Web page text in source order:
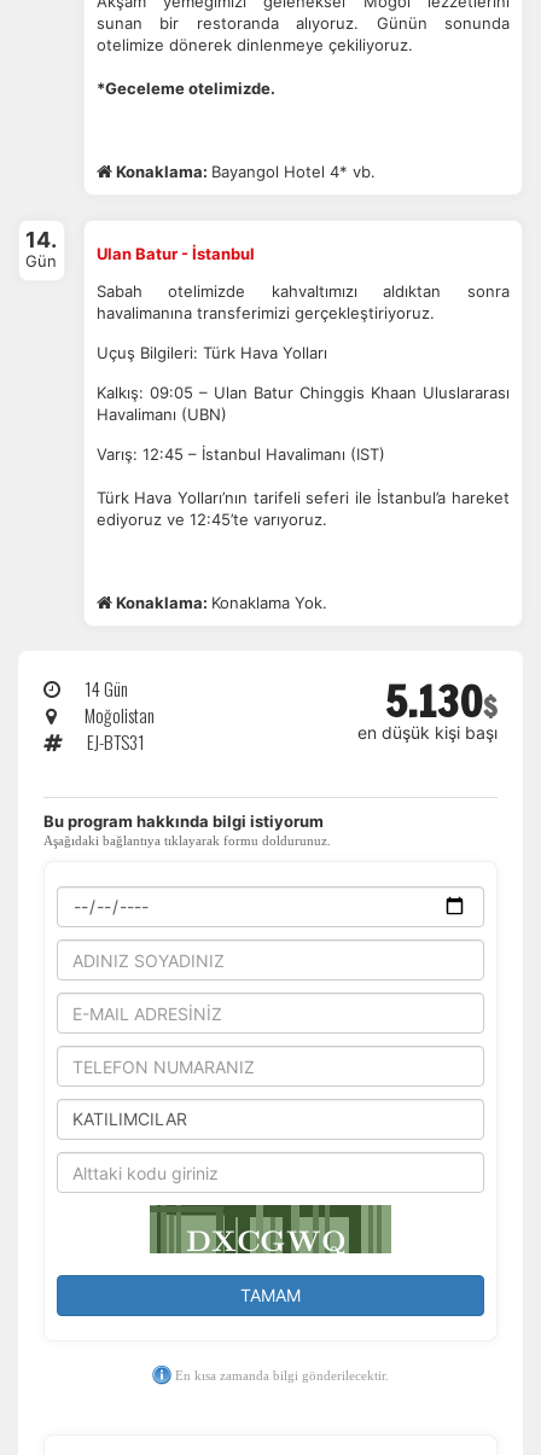
sunan bir restoranda alıyoruz. Günün sonunda
otelimize dönerek dinlenmeye çekiliyoruz.
*Geceleme otelimizde.
Konaklama: Bayangol Hotel 4* vb.
14.
Gün
Ulan Batur - İstanbul
Sabah otelimizde kahvaltımızı aldıktan sonra
havalimanına transferimizi gerçekleştiriyoruz.
Uçuş Bilgileri: Türk Hava Yolları
Kalkış: 09:05 – Ulan Batur Chinggis Khaan Uluslararası
Havalimanı (UBN)
Varış: 12:45 – İstanbul Havalimanı (IST)
Türk Hava Yolları’nın tarifeli seferi ile İstanbul’a hareket
ediyoruz ve 12:45’te varıyoruz.
Konaklama: Konaklama Yok.
14 Gün
Moğolistan
EJ-BTS31
5.130$
en düşük kişi başı
​Bu program hakkında bilgi istiyorum
Aşağıdaki bağlantıya tıklayarak formu doldurunuz.
TAMAM
En kısa zamanda bilgi gönderilecektir.